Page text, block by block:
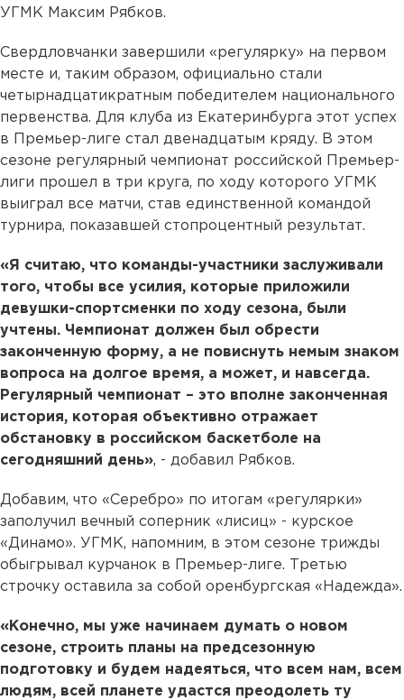
УГМК Максим Рябков.
Свердловчанки завершили «регулярку» на первом
месте и, таким образом, официально стали
четырнадцатикратным победителем национального
первенства. Для клуба из Екатеринбурга этот успех
в Премьер-лиге стал двенадцатым кряду. В этом
сезоне регулярный чемпионат российской Премьер-
лиги прошел в три круга, по ходу которого УГМК
выиграл все матчи, став единственной командой
турнира, показавшей стопроцентный результат.
«Я считаю, что команды-участники заслуживали
того, чтобы все усилия, которые приложили
девушки-спортсменки по ходу сезона, были
учтены. Чемпионат должен был обрести
законченную форму, а не повиснуть немым знаком
вопроса на долгое время, а может, и навсегда.
Регулярный чемпионат – это вполне законченная
история, которая объективно отражает
обстановку в российском баскетболе на
сегодняшний день», - добавил Рябков.
Добавим, что «Серебро» по итогам «регулярки»
заполучил вечный соперник «лисиц» - курское
«Динамо». УГМК, напомним, в этом сезоне трижды
обыгрывал курчанок в Премьер-лиге. Третью
строчку оставила за собой оренбургская «Надежда».
«Конечно, мы уже начинаем думать о новом
сезоне, строить планы на предсезонную
подготовку и будем надеяться, что всем нам, всем
людям, всей планете удастся преодолеть ту